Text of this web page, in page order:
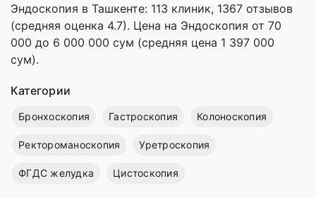
Эндоскопия в Ташкенте: 113 клиник, 1367 отзывов
(средняя оценка 4.7). Цена на Эндоскопия от 70
000 до 6 000 000 сум (средняя цена 1 397 000
сум).
Категории
Бронхоскопия Гастроскопия Колоноскопия
Ректороманоскопия Уретроскопия
ФГДС желудка Цистоскопия